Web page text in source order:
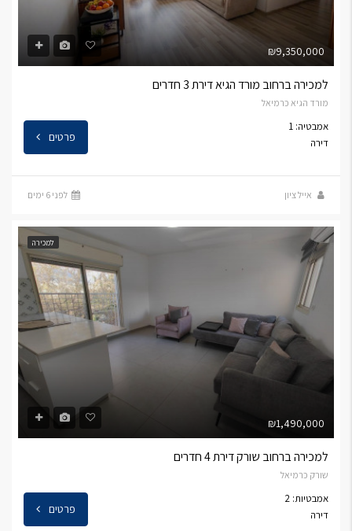
₪9,350,000
למכירה ברחוב מורד הגיא דירת 3 חדרים
מורד הגיא כרמיאל
אמבטיה: 1
דירה
פרטים
אייל ציון לפני 6 ימים
למכירה
₪1,490,000
למכירה ברחוב שורק דירת 4 חדרים
שורק כרמיאל
אמבטיות: 2
דירה
פרטים